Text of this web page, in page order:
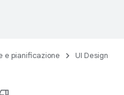
e pianificazione
UI Design